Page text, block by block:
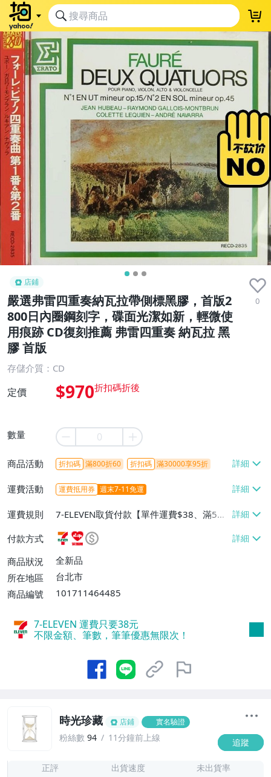
店鋪
嚴選弗雷四重奏納瓦拉帶側標黑膠，首版2
800日內圈鋼刻字，碟面光潔如新，輕微使
用痕跡 CD復刻推薦 弗雷四重奏 納瓦拉 黑
膠 首版
0
存儲介質：CD
定價 $970
數量
商品活動 折扣碼 滿800折60 折扣碼 滿30000享95折
運費活動 運費抵用券 週末7-11免運
運費規則
7-ELEVEN取貨付款【單件運費$38、滿5件
或消費滿$1298免運費】、7-ELEVEN取貨
不付款【免運費】、萊爾富取貨付款【單件
運費$60、滿5件或消費滿$1298免運
費】、宅配/貨運【單件運費$120、滿5件
付款方式
商品狀況
全新品
所在地區
台北市
商品編號
101711464485
7-ELEVEN 運費只要38元
不限金額、筆數，筆筆優惠無限次！
時光珍藏 店鋪 實名驗證
粉絲數 94 11分鐘前上線 追蹤
正評 出貨速度 未出貨率